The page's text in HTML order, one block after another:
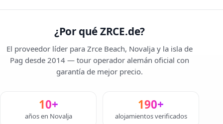
¿Por qué ZRCE.de?
El proveedor líder para Zrce Beach, Novalja y la isla de
Pag desde 2014 — tour operador alemán oficial con
garantía de mejor precio.
10+
años en Novalja
190+
alojamientos verificados